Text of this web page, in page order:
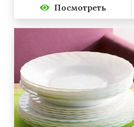
Посмотреть